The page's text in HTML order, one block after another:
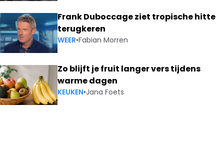
Frank Duboccage ziet tropische hitte
terugkeren
WEER•Fabian Morren
Zo blijft je fruit langer vers tijdens
warme dagen
KEUKEN•Jana Foets